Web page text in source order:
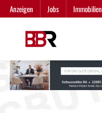
Zum
Inhalt
Anzeigen Jobs Immobilien